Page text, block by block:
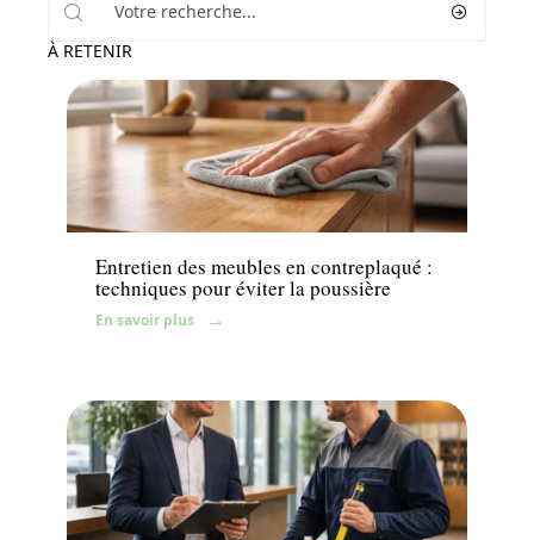
À RETENIR
News
Entretien des meubles en contreplaqué :
techniques pour éviter la poussière
En savoir plus
Maison